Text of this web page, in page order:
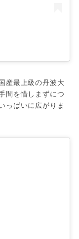
産最上級の丹波大
間を惜しまずにつ
っぱいに広がりま